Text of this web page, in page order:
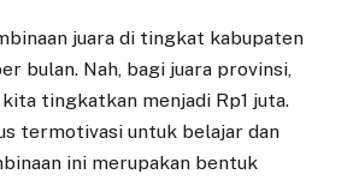
juara di tingkat kabupaten
bulan. Nah, bagi juara provinsi,
tingkatkan menjadi Rp1 juta.
termotivasi untuk belajar dan
ini merupakan bentuk